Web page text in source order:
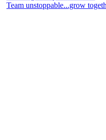
Team unstoppable...grow